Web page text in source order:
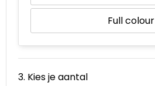
Full colour
3. Kies je aantal